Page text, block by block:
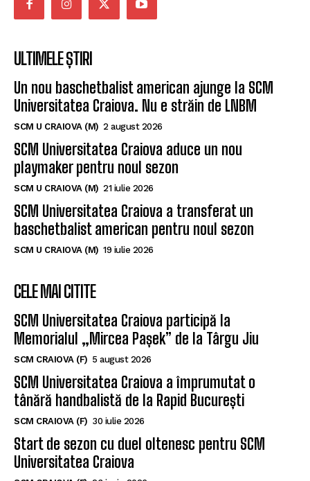
ULTIMELE ȘTIRI
Un nou baschetbalist american ajunge la SCM
Universitatea Craiova. Nu e străin de LNBM
SCM U CRAIOVA (M) 2 august 2026
SCM Universitatea Craiova aduce un nou
playmaker pentru noul sezon
SCM U CRAIOVA (M) 21 iulie 2026
SCM Universitatea Craiova a transferat un
baschetbalist american pentru noul sezon
SCM U CRAIOVA (M) 19 iulie 2026
CELE MAI CITITE
SCM Universitatea Craiova participă la
Memorialul „Mircea Pașek” de la Târgu Jiu
SCM CRAIOVA (F) 5 august 2026
SCM Universitatea Craiova a împrumutat o
tânără handbalistă de la Rapid București
SCM CRAIOVA (F) 30 iulie 2026
Start de sezon cu duel oltenesc pentru SCM
Universitatea Craiova